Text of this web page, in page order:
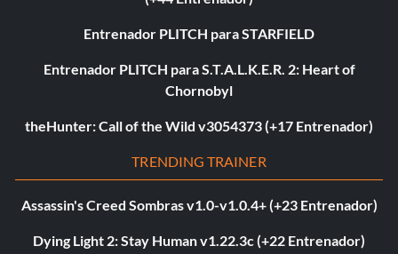
Entrenador PLITCH para STARFIELD
Entrenador PLITCH para S.T.A.L.K.E.R. 2: Heart of
Chornobyl
theHunter: Call of the Wild v3054373 (+17 Entrenador)
TRENDING TRAINER
Assassin's Creed Sombras v1.0-v1.0.4+ (+23 Entrenador)
Dying Light 2: Stay Human v1.22.3c (+22 Entrenador)